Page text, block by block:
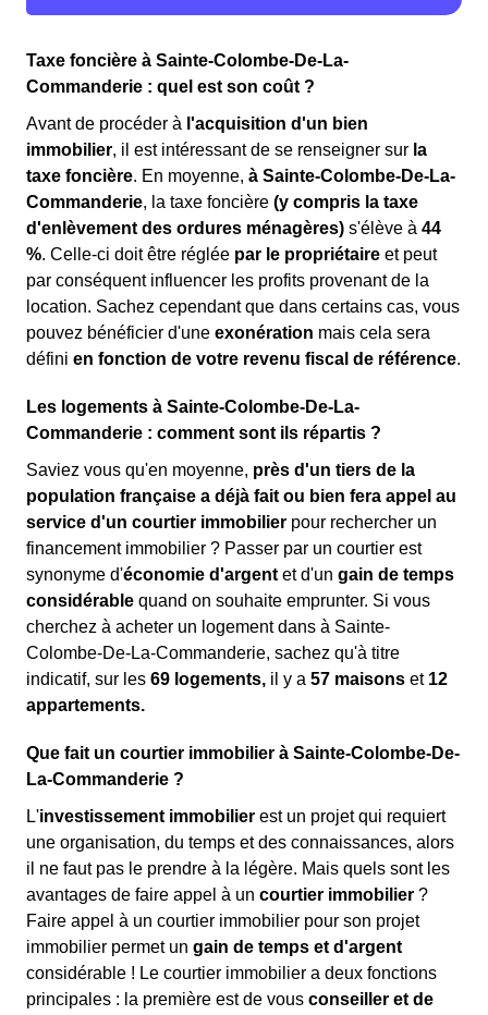
Taxe foncière à Sainte-Colombe-De-La-
Commanderie : quel est son coût ?
Avant de procéder à l'acquisition d'un bien
immobilier, il est intéressant de se renseigner sur la
taxe foncière. En moyenne, à Sainte-Colombe-De-La-
Commanderie, la taxe foncière (y compris la taxe
d'enlèvement des ordures ménagères) s'élève à 44
%. Celle-ci doit être réglée par le propriétaire et peut
par conséquent influencer les profits provenant de la
location. Sachez cependant que dans certains cas, vous
pouvez bénéficier d'une exonération mais cela sera
défini en fonction de votre revenu fiscal de référence.
Les logements à Sainte-Colombe-De-La-
Commanderie : comment sont ils répartis ?
Saviez vous qu'en moyenne, près d'un tiers de la
population française a déjà fait ou bien fera appel au
service d'un courtier immobilier pour rechercher un
financement immobilier ? Passer par un courtier est
synonyme d'économie d'argent et d'un gain de temps
considérable quand on souhaite emprunter. Si vous
cherchez à acheter un logement dans à Sainte-
Colombe-De-La-Commanderie, sachez qu'à titre
indicatif, sur les 69 logements, il y a 57 maisons et 12
appartements.
Que fait un courtier immobilier à Sainte-Colombe-De-
La-Commanderie ?
L'investissement immobilier est un projet qui requiert
une organisation, du temps et des connaissances, alors
il ne faut pas le prendre à la légère. Mais quels sont les
avantages de faire appel à un courtier immobilier ?
Faire appel à un courtier immobilier pour son projet
immobilier permet un gain de temps et d'argent
considérable ! Le courtier immobilier a deux fonctions
principales : la première est de vous conseiller et de